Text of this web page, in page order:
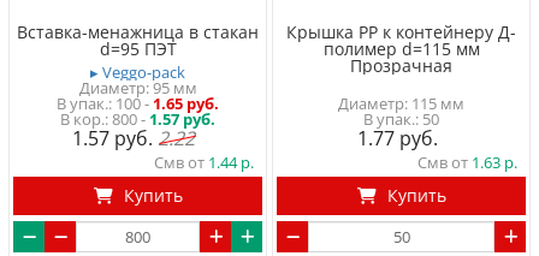
Вставка-менажница в стакан
d=95 ПЭТ
▸ Veggo-pack
Диаметр: 95 мм
100- 1.65 руб.
800 - 1.57 руб.
1.57 2.22
Смв от 1.44
Купить
Крышка PP к контейнеру Д-
полимер d=115 мм
Прозрачная
Диаметр: 115 мм
50
1.77
Смв от 1.63
Купить